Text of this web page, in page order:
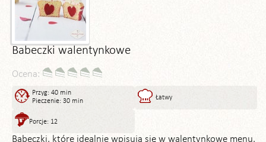
Babeczki walentynkowe
Ocena:
Przyg: 40 min
Pieczenie: 30 min
Łatwy
Porcje: 12
Babeczki, które idealnie wpisują się w walentynkowe menu.